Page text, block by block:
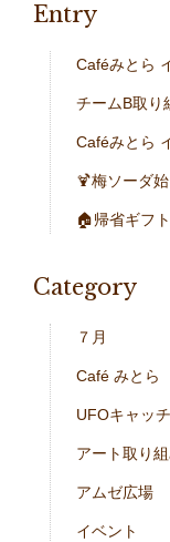
Entry
Caféみとら
チームB取り
Caféみとら
🍹梅ソーダ
🏠帰省ギフ
Category
７月
Café みとら
UFOキャッ
アート取り
アムゼ広場
イベント